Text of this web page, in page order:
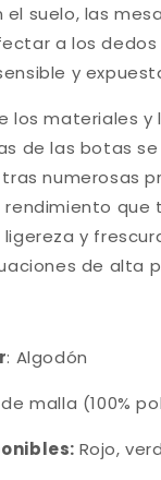
suelo, las
a los dedos
y
los materiales y
de las botas se
numerosas
que
y
de alta
: Algodón
malla (100%
Rojo,